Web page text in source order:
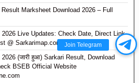
Join Telegram
Marksheet Download 2026 – Full
2026 Live Updates: Check Date, Direct Link,
@ Sarkarimap.com
(जारी हुआ) Sarkari Result, Download
BSEB Official Website